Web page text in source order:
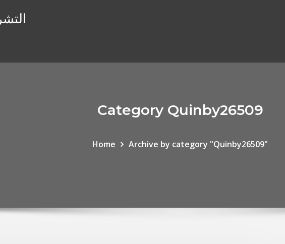
Category Quinby26509
Home Archive by category "Quinby26509"